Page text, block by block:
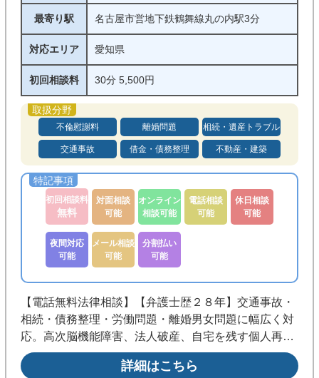
最寄り駅 名古屋市営地下鉄鶴舞線丸の内駅3分
対応エリア 愛知県
初回相談料 30分 5,500円
不倫慰謝料 離婚問題 相続・遺産トラブル
交通事故 借金・債務整理 不動産・建築
初回相談料
無料
対面相談
可能
オンライン
相談可能
電話相談
可能
休日相談
可能
夜間対応
可能
メール相談
可能
分割払い
可能
【電話無料法律相談】【弁護士歴２８年】交通事故・
相続・債務整理・労働問題・離婚男女問題に幅広く対
応。高次脳機能障害、法人破産、自宅を残す個人再生
も相談可◎迅速・的確・ていねいをモットーに解決に
最善を尽くします《丸の内駅徒歩３分》◆法テラス・
詳細はこちら